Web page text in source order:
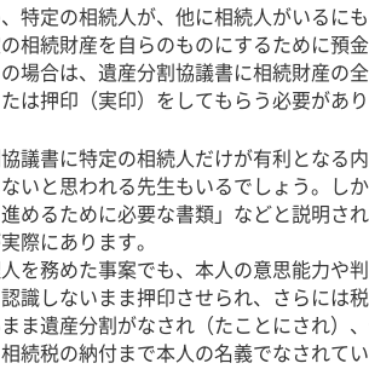
特定の相続人が、他に相続人がいるに
相続財産を自らのものにするために預
場合は、遺産分割協議書に相続財産の
は押印（実印）をしてもらう必要があり
議書に特定の相続人だけが有利となる
いと思われる先生もいるでしょう。し
進めるために必要な書類」などと説明
際にあります。
を務めた事案でも、本人の意思能力や
識しないまま押印させられ、さらには
ま遺産分割がなされ（たことにされ）
続税の納付まで本人の名義でなされて